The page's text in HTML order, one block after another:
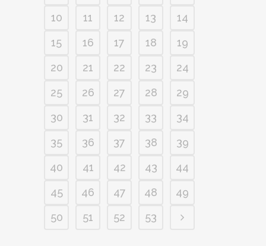
10
11 12 13
14
15
16 17 18
19
20
21 22 23
24
25
26 27 28
29
30
31 32 33
34
35
36 37 38
39
40
41 42 43
44
45
46 47 48
49
50
51 52 53